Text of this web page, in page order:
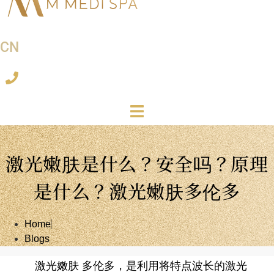
CN
激光嫩肤是什么？安全吗？原理
是什么？激光嫩肤多伦多
Home
Blogs
激光嫩肤 多伦多，是利用将特点波长的激光